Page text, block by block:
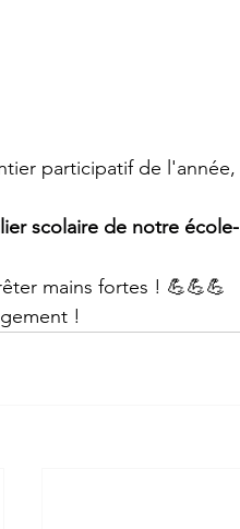
participatif de l'année,
scolaire de notre école-
mains fortes ! 💪💪💪
!